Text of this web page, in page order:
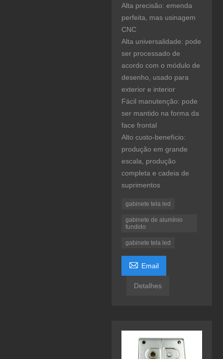
Alta precisão: emenda
perfeita, mas usinagem
CNC
Alta universalidade: pode
ser processado de
acordo com o módulo de
desenho, usado para
exterior e interior
Fácil manutenção: pode
ser mantido na forma da
face frontal
Alto custo-benefício:
produção em grande
escala, produção
completa e cadeia de
suprimentos
gabinete tela led
gabinete de alumínio
fundido
gabinete tela led
 Email
Detalhes